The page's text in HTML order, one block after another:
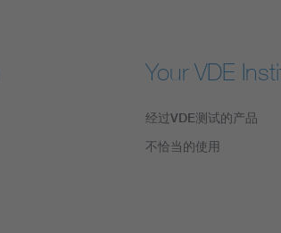
Your VDE
经过VDE测试的产品
不恰当的使用